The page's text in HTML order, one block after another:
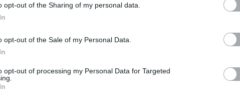
opt-out of the Sharing of my personal data.
opt-out of the Sale of my Personal Data.
opt-out of processing my Personal Data for Targeted
- 5 lug 2026
con il suo percorso fino
Dopo aver sconfitto
parole in conferenza
la completa
e l'influenza
"Ha
cose
me che
ATPGRIGOR DIMITROV
Wimbledon con la sua
migliore vittoria della